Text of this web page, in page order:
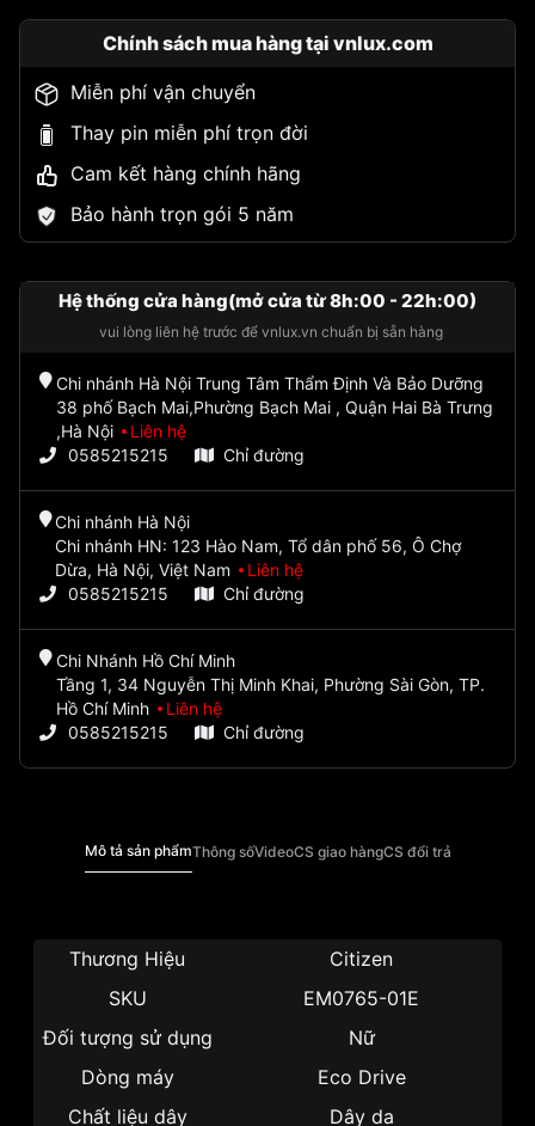
Chính sách mua hàng tại vnlux.com
Miễn phí vận chuyển
Thay pin miễn phí trọn đời
Cam kết hàng chính hãng
Bảo hành trọn gói 5 năm
Hệ thống cửa hàng(mở cửa từ 8h:00 - 22h:00)
vui lòng liên hệ trước để vnlux.vn chuẩn bị sẵn hàng
Chi nhánh Hà Nội Trung Tâm Thẩm Định Và Bảo Dưỡng
38 phố Bạch Mai,Phường Bạch Mai , Quận Hai Bà Trưng
,Hà Nội
Liên hệ
0585215215
Chỉ đường
Chi nhánh Hà Nội
Chi nhánh HN: 123 Hào Nam, Tổ dân phố 56, Ô Chợ
Dừa, Hà Nội, Việt Nam
Liên hệ
0585215215
Chỉ đường
Chi Nhánh Hồ Chí Minh
Tầng 1, 34 Nguyễn Thị Minh Khai, Phường Sài Gòn, TP.
Hồ Chí Minh
Liên hệ
0585215215
Chỉ đường
Mô tả sản phẩmThông sốVideoCS giao hàngCS đổi trả
Thương Hiệu
Citizen
SKU
EM0765-01E
Đối tượng sử dụng
Nữ
Dòng máy
Eco Drive
Chất liệu dây
Dây da